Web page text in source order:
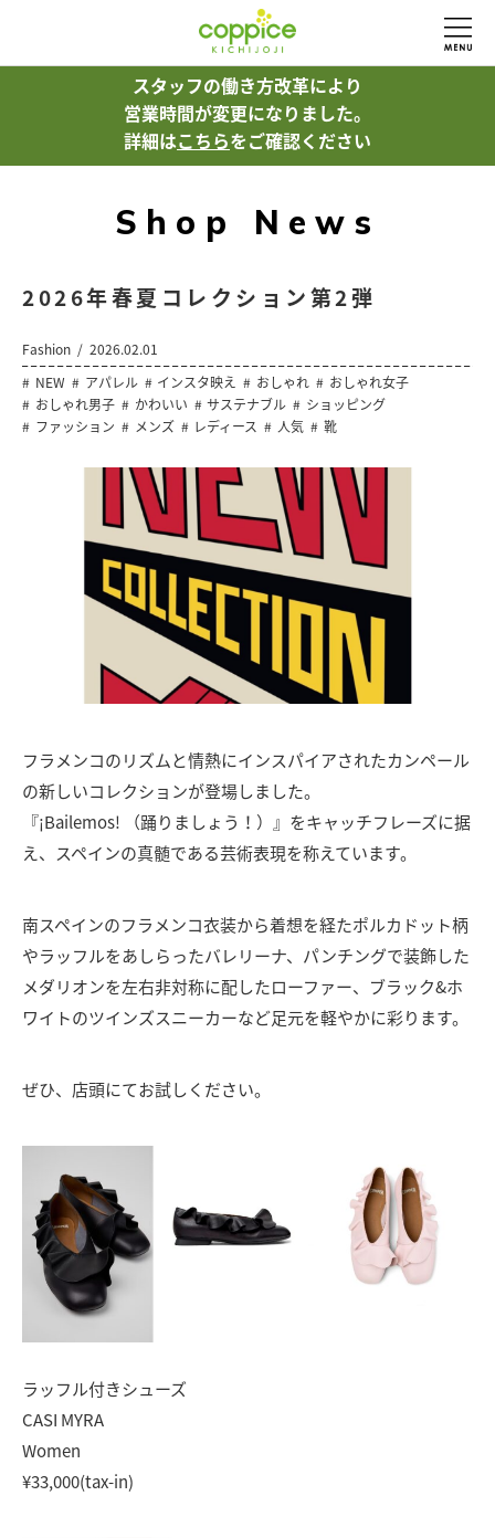
スタッフの働き方改革により
営業時間が変更になりました。
詳細はこちらをご確認ください
Shop News
2026年春夏コレクション第2弾
Fashion
2026.02.01
NEW
アパレル インスタ映え おしゃれ
おしゃれ女子
おしゃれ男子
かわいい サステナブル
ショッピング
ファッション
メンズ レディース 人気 靴
フラメンコのリズムと情熱にインスパイアされたカンペール
の新しいコレクションが登場しました。
『¡Bailemos! （踊りましょう！）』をキャッチフレーズに据
え、スペインの真髄である芸術表現を称えています。
南スペインのフラメンコ衣装から着想を経たポルカドット柄
やラッフルをあしらったバレリーナ、パンチングで装飾した
メダリオンを左右非対称に配したローファー、ブラック&ホ
ワイトのツインズスニーカーなど足元を軽やかに彩ります。
ぜひ、店頭にてお試しください。
ラッフル付きシューズ
CASI MYRA
Women
¥33,000(tax-in)